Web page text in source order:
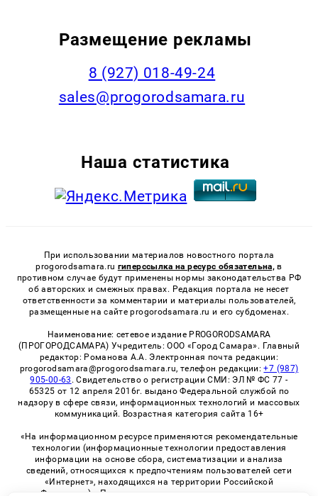
Размещение рекламы
8 (927) 018-49-24
sales@progorodsamara.ru
Наша статистика
При использовании материалов новостного портала
progorodsamara.ru гиперссылка на ресурс обязательна, в
противном случае будут применены нормы законодательства РФ
об авторских и смежных правах. Редакция портала не несет
ответственности за комментарии и материалы пользователей,
размещенные на сайте progorodsamara.ru и его субдоменах.
Наименование: сетевое издание PROGORODSAMARA
(ПРОГОРОДСАМАРА) Учредитель: ООО «Город Самара». Главный
редактор: Романова А.А. Электронная почта редакции:
progorodsamara@progorodsamara.ru, телефон редакции:+7 (987)
905-00-63 . Свидетельство о регистрации СМИ: ЭЛ № ФС 77 -
65325 от 12 апреля 2016г. выдано Федеральной службой по
надзору в сфере связи, информационных технологий и массовых
коммуникаций. Возрастная категория сайта 16+
«На информационном ресурсе применяются рекомендательные
технологии (информационные технологии предоставления
информации на основе сбора, систематизации и анализа
сведений, относящихся к предпочтениям пользователей сети
«Интернет», находящихся на территории Российской
Федерации)». Правила применения рекомендательных